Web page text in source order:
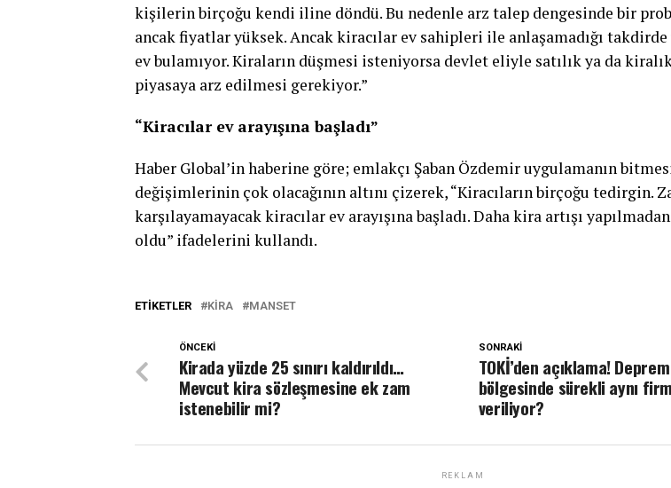
kişilerin birçoğu kendi iline döndü. Bu nedenle arz talep dengesinde bir
ancak fiyatlar yüksek. Ancak kiracılar ev sahipleri ile anlaşamadığı
ev bulamıyor. Kiraların düşmesi isteniyorsa devlet eliyle satılık ya da
piyasaya arz edilmesi gerekiyor.”
“Kiracılar ev arayışına başladı”
Haber Global’in haberine göre; emlakçı Şaban Özdemir uygulamanın
değişimlerinin çok olacağının altını çizerek, “Kiracıların birçoğu tedirgin.
karşılayamayacak kiracılar ev arayışına başladı. Daha kira artışı
oldu” ifadelerini kullandı.
ETIKETLER KIRA MANSET
SONRAKI
TOKİ’den açıklama! Deprem
bölgesinde sürekli aynı
veriliyor?
ÖNCEKI
Kirada yüzde 25 sınırı kaldırıldı…
Mevcut kira sözleşmesine ek zam
istenebilir mi?
REKLAM